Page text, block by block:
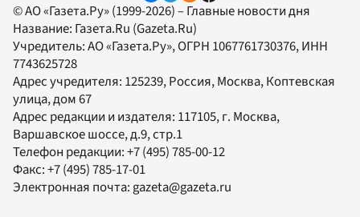
© АО «Газета.Ру» (1999-2026) – Главные новости дня
Название: Газета.Ru (Gazeta.Ru)
Учредитель:АО «Газета.Ру», ОГРН 1067761730376, ИНН
7743625728
Адрес учредителя: 125239, Россия, Москва, Коптевская
улица, дом 67
Адрес редакции и издателя: 117105, г. Москва,
Варшавское шоссе, д.9, стр.1
Телефон редакции:+7 (495) 785-00-12
Факс:+7 (495) 785-17-01
Электронная почта:gazeta@gazeta.ru